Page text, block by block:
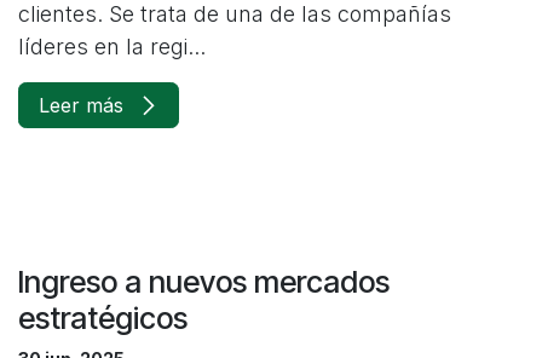
clientes. Se trata de una de las compañías
líderes en la regi...
Leer más
Ingreso a nuevos mercados
estratégicos